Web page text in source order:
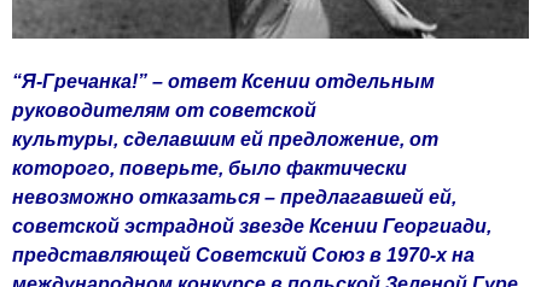
“Я-Гречанка!” – ответ Ксении отдельным
руководителям от советской
культуры, сделавшим ей предложение, от
которого, поверьте, было фактически
невозможно отказаться – предлагавшей ей,
советской эстрадной звезде Ксении Георгиади,
представляющей Советский Союз в 1970-х на